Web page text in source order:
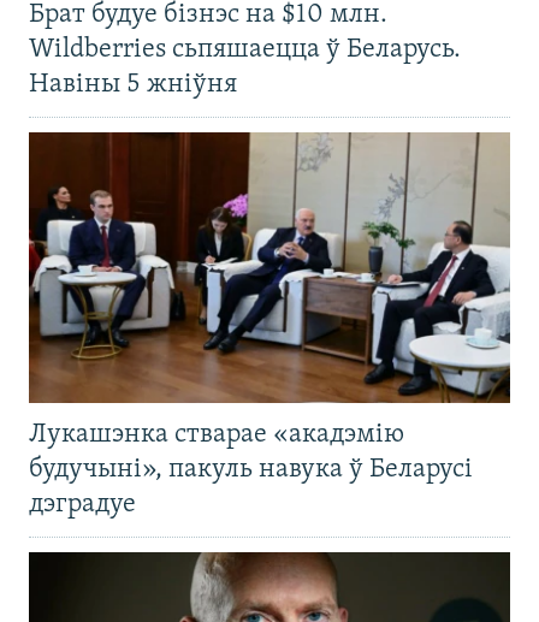
Брат будуе бізнэс на $10 млн.
Wildberries сьпяшаецца ў Беларусь.
Навіны 5 жніўня
Лукашэнка стварае «акадэмію
будучыні», пакуль навука ў Беларусі
дэградуе